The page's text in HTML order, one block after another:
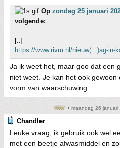
Op zondag 25 januari
volgende:
[..]
https://www.rivm.nl/nieuw(...)ag-in-
Ja ik weet het, maar goo dat een
niet weet. Je kan het ook
vorm van waarschuwing.
• maandag 26
Chandler
Leuke vraag; ik gebruik ook wel
met een beetje afwasmiddel en